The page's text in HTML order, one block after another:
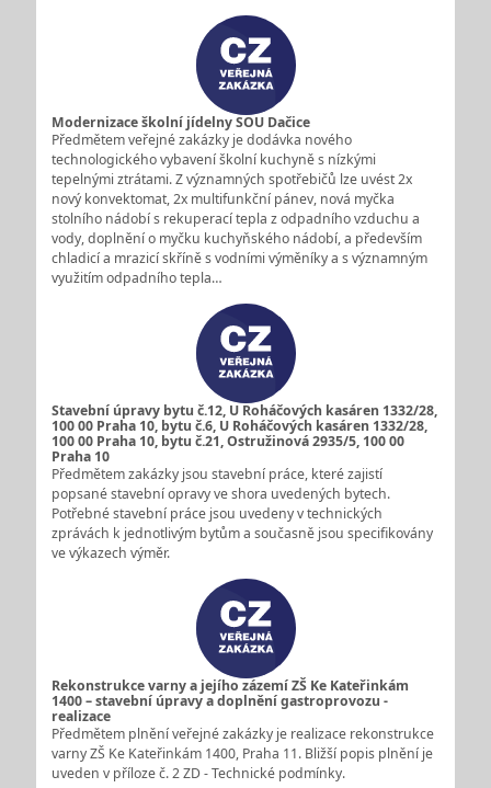
Modernizace školní jídelny SOU Dačice
Předmětem veřejné zakázky je dodávka nového
technologického vybavení školní kuchyně s nízkými
tepelnými ztrátami. Z významných spotřebičů lze uvést 2x
nový konvektomat, 2x multifunkční pánev, nová myčka
stolního nádobí s rekuperací tepla z odpadního vzduchu a
vody, doplnění o myčku kuchyňského nádobí, a především
chladicí a mrazicí skříně s vodními výměníky a s významným
využitím odpadního tepla…
Stavební úpravy bytu č.12, U Roháčových kasáren 1332/28,
100 00 Praha 10, bytu č.6, U Roháčových kasáren 1332/28,
100 00 Praha 10, bytu č.21, Ostružinová 2935/5, 100 00
Praha 10
Předmětem zakázky jsou stavební práce, které zajistí
popsané stavební opravy ve shora uvedených bytech.
Potřebné stavební práce jsou uvedeny v technických
zprávách k jednotlivým bytům a současně jsou specifikovány
ve výkazech výměr.
Rekonstrukce varny a jejího zázemí ZŠ Ke Kateřinkám
1400 – stavební úpravy a doplnění gastroprovozu -
realizace
Předmětem plnění veřejné zakázky je realizace rekonstrukce
varny ZŠ Ke Kateřinkám 1400, Praha 11. Bližší popis plnění je
uveden v příloze č. 2 ZD - Technické podmínky.